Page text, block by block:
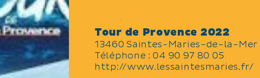
Tour de Provence 2022
13460 Saintes-Maries-de-la-Mer
Téléphone :04 90 97 80 05
http://www.lessaintesmaries.fr/